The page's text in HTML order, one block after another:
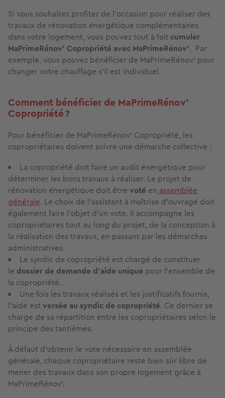
Si vous souhaitez profiter de l’occasion pour réaliser des
travaux de rénovation énergétique complémentaires
dans votre logement, vous pouvez tout à fait cumuler
MaPrimeRénov' Copropriété avec MaPrimeRénov'. Par
exemple, vous pouvez bénéficier de MaPrimeRénov’ pour
changer votre chauffage s’il est individuel.
Comment bénéficier de MaPrimeRénov’
Copropriété ?
Pour bénéficier de MaPrimeRénov' Copropriété, les
copropriétaires doivent suivre une démarche collective :
La copropriété doit faire un audit énergétique pour
déterminer les bons travaux à réaliser. Le projet de
rénovation énergétique doit être voté en assemblée
générale. Le choix de l’assistant à maîtrise d’ouvrage doit
également faire l’objet d’un vote. Il accompagne les
copropriétaires tout au long du projet, de la conception à
la réalisation des travaux, en passant par les démarches
administratives.
Le syndic de copropriété est chargé de constituer
le dossier de demande d’aide unique pour l’ensemble de
la copropriété.
Une fois les travaux réalisés et les justificatifs fournis,
l’aide est versée au syndic de copropriété. Ce dernier se
charge de sa répartition entre les copropriétaires selon le
principe des tantièmes.
À défaut d’obtenir le vote nécessaire en assemblée
générale, chaque copropriétaire reste bien sûr libre de
mener des travaux dans son propre logement grâce à
MaPrimeRénov’.